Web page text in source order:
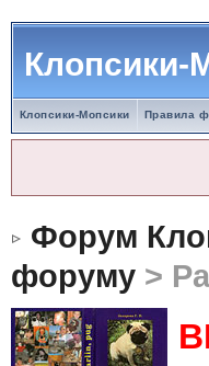
Клопсики-
Клопсики-Мопсики Правила
Форум
форуму>